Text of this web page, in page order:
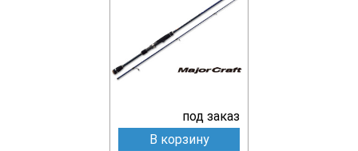
под заказ
В корзину